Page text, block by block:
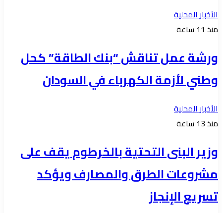
الأخبار المحلية
منذ 11 ساعة
ورشة عمل تناقش “بنك الطاقة” كحل
وطني لأزمة الكهرباء في السودان
الأخبار المحلية
منذ 13 ساعة
وزير البنى التحتية بالخرطوم يقف على
مشروعات الطرق والمصارف ويؤكد
تسريع الإنجاز